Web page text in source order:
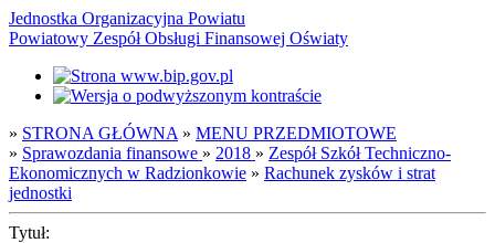
Jednostka Organizacyjna Powiatu
Powiatowy Zespół Obsługi Finansowej Oświaty
» STRONA GŁÓWNA » MENU PRZEDMIOTOWE
» Sprawozdania finansowe » 2018 » Zespół Szkół Techniczno-
Ekonomicznych w Radzionkowie » Rachunek zysków i strat
jednostki
Tytuł: